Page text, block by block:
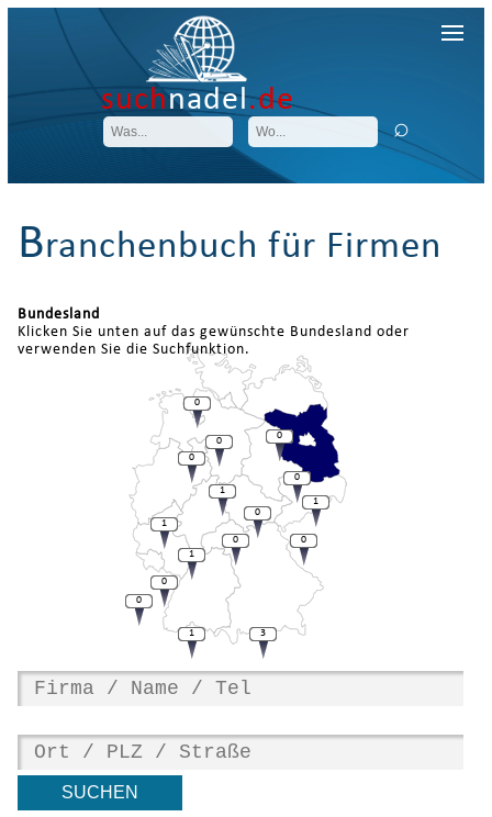
suchnadel.de
Branchenbuch für Firmen
Bundesland
Klicken Sie unten auf das gewünschte Bundesland oder
verwenden Sie die Suchfunktion.
0
1
1
0
0
0
0
0
0
1
0
1
0
1
0
3